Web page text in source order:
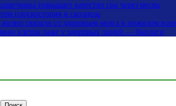
повышает качество сна через месяц
плоскостопия и сколиоза
связали со здоровьем мозга в пожилом
клеток даже у здоровых людей — биологи